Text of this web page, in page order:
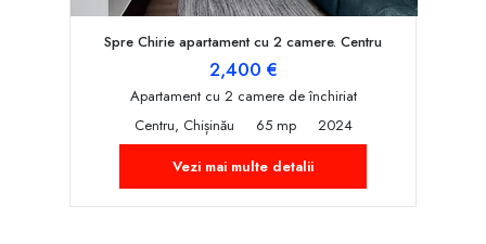
Spre Chirie apartament cu 2 camere. Centru
2,400 €
Apartament cu 2 camere de închiriat
Centru, Chișinău
65 mp
2024
Vezi mai multe detalii